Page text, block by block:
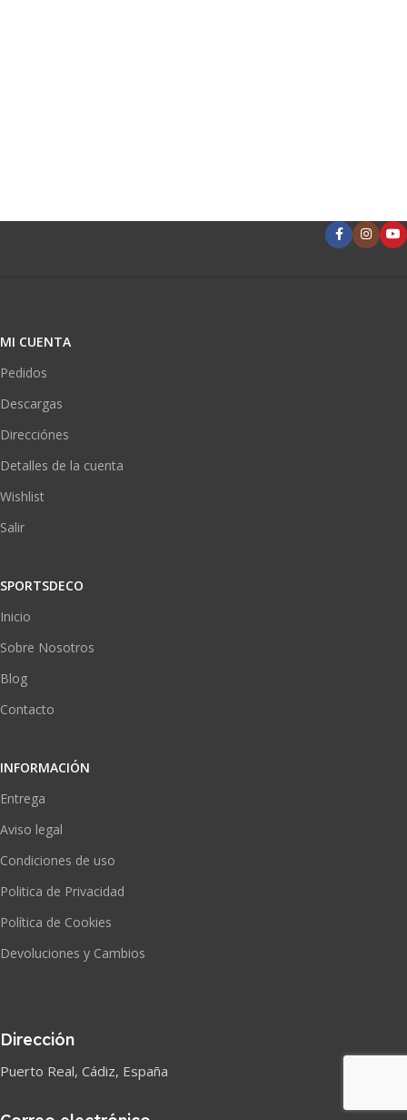
MI CUENTA
Pedidos
Descargas
Direcciónes
Detalles de la cuenta
Wishlist
Salir
SPORTSDECO
Inicio
Sobre Nosotros
Blog
Contacto
INFORMACIÓN
Entrega
Aviso legal
Condiciones de uso
Politica de Privacidad
Política de Cookies
Devoluciones y Cambios
Dirección
Puerto Real, Cádiz, España